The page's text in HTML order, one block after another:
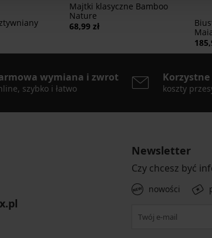
Majtki klasyczne Bamboo
Nature
68,99 zł
wymiana i zwrot
szybko i łatwo
Korzystne
koszty
Newsletter
Czy chcesz być
nowości